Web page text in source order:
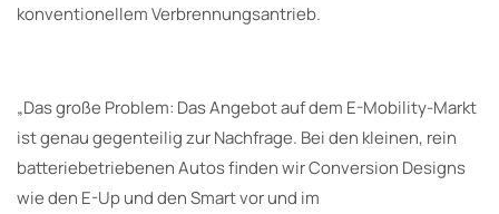
konventionellem Verbrennungsantrieb.
„Das große Problem: Das Angebot auf dem E-Mobility-Markt
ist genau gegenteilig zur Nachfrage. Bei den kleinen, rein
batteriebetriebenen Autos finden wir Conversion Designs
wie den E-Up und den Smart vor und im